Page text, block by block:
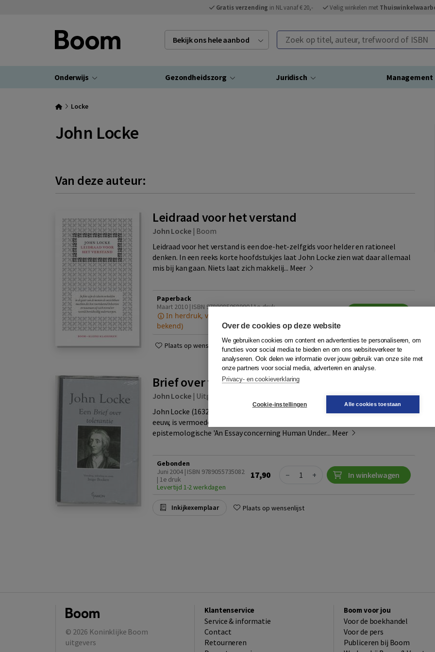
Gratis verzending in NL vanaf € 20,- Veilig winkelen met
Bekijk ons hele aanbod Zoek op titel, auteur, trefwoord of ISBN
Onderwijs Gezondheidszorg Juridisch Management
Locke
John Locke
Van deze auteur:
Leidraad voor het verstand
John Locke| Boom
Leidraad voor het verstand is een doe-het-zelfgids voor helder en rationeel
denken. In een reeks korte hoofdstukjes laat John Locke zien wat daar allemaal
mis bij kan gaan. Niets laat zich makkelij... Meer
Paperback
Maart 2010 | ISBN 9789085068990 | 1e druk
In herdruk, verwacht (datum nog niet
bekend)
Plaats op wensenlijst
Brief over tolerantie
John Locke| Uitgeverij Damon VOF
John Locke (1632-1704), een van de belangrijkste filosofen uit de zeventiende
eeuw, is vermoedelijk het meest bekend geworden door zijn omvangrijke
epistemologische 'An Essay concerning Human Under... Meer
Gebonden
Juni 2004 | ISBN 9789055735082
| 1e druk
Levertijd 1-2 werkdagen
17,90 Quantity
− + In winkelwagen
Inkijkexemplaar Plaats op wensenlijst
© 2026 Koninklijke Boom
uitgevers
Klantenservice
Service & informatie
Contact
Retourneren
Boom voor jou
Voor de boekhandel
Voor de pers
Publiceren bij Boom
Over de cookies op deze website
We gebruiken cookies om content en advertenties te personaliseren, om
functies voor social media te bieden en om ons websiteverkeer te
analyseren. Ook delen we informatie over jouw gebruik van onze site met
onze partners voor social media, adverteren en analyse.
Privacy- en cookieverklaring
Cookie-instellingen Alle cookies toestaan